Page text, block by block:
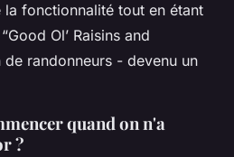
fonctionnalité tout en étant
Ol’ Raisins and
de randonneurs - devenu un
quand on n'a
?